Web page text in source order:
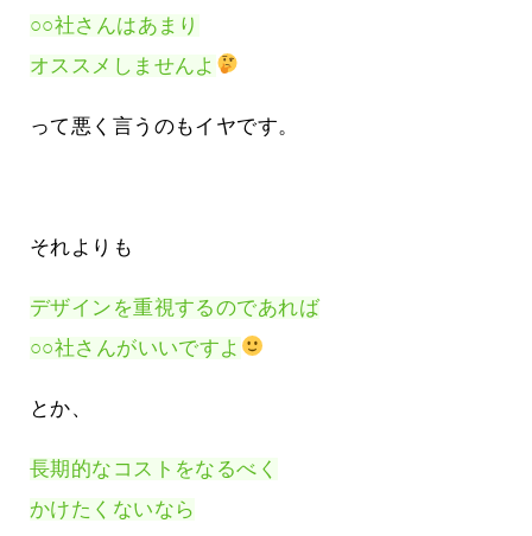
○○社さんはあまり
オススメしませんよ
って悪く言うのもイヤです。
それよりも
デザインを重視するのであれば
○○社さんがいいですよ
とか、
長期的なコストをなるべく
かけたくないなら